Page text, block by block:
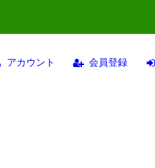
アカウント 会員登録